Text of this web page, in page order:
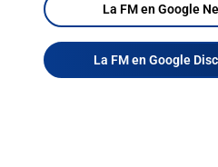
La FM en Google
La FM en Google